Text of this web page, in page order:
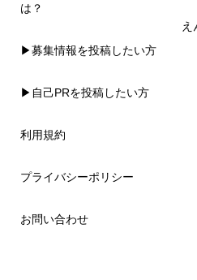
は？
▶募集情報を投稿したい方
▶自己PRを投稿したい方
利用規約
プライバシーポリシー
お問い合わせ